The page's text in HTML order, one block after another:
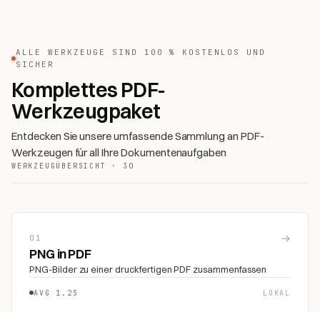
ALLE WERKZEUGE SIND 100 % KOSTENLOS UND
SICHER
Komplettes PDF-
Werkzeugpaket
Entdecken Sie unsere umfassende Sammlung an PDF-
Werkzeugen für all Ihre Dokumentenaufgaben
WERKZEUGÜBERSICHT · 30
01 →
PNG in PDF
PNG-Bilder zu einer druckfertigen PDF zusammenfassen
AVG 1.2S LOKAL